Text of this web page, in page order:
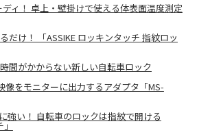
ィ！ 卓上・壁掛けで使える体表面温度測定
だけ！ 「ASSIKE ロッキンタッチ 指紋ロッ
間がかからない新しい自転車ロック
像をモニターに出力するアダプタ「MS-
強い！ 自転車のロックは指紋で開ける
」